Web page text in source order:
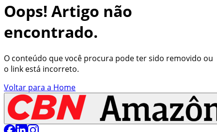
Oops! Artigo não
encontrado.
O conteúdo que você procura pode ter sido removido ou
o link está incorreto.
Voltar para a Home